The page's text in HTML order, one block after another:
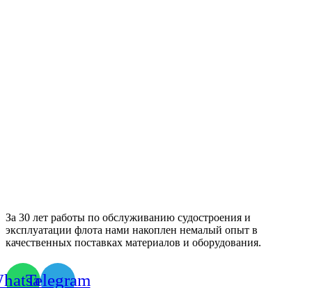
За 30 лет работы по обслуживанию судостроения и
эксплуатации флота нами накоплен немалый опыт в
качественных поставках материалов и оборудования.
Telegram